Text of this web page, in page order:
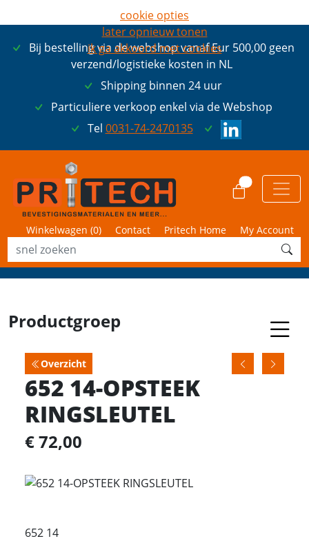
Bij bestelling via de webshop vanaf Eur 500,00 geen
verzend/logistieke kosten in NL
Shipping binnen 24 uur
Particuliere verkoop enkel via de Webshop
Tel 0031-74-2470135
Winkelwagen (0) Contact Pritech Home My Account
Productgroep
Overzicht
652 14-OPSTEEK
RINGSLEUTEL
€ 72,00
652 14
cookie opties
later opnieuw tonen
ik ga akkoord met cookies